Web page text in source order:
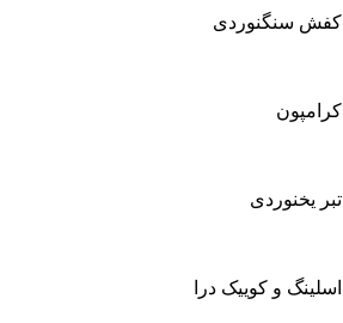
کفش سنگنوردی
کرامپون
تبر یخنوردی
اسلینگ و کوییک درا